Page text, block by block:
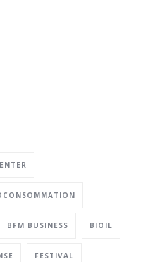
BFM BUSINESS BIOIL
FESTIVAL